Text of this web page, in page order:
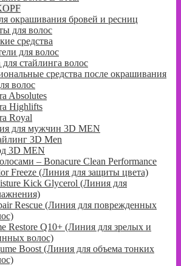
окрашивания бровей и ресниц
для волос
средства
для волос
для стайлинга волос
средства после окрашивания
волос
Absolutes
Highlifts
Royal
для мужчин 3D MEN
3D Men
3D MEN
– Bonacure Clean Performance
Freeze (Линия для защиты цвета)
Kick Glycerol (Линия для
Rescue (Линия для поврежденных
Restore Q10+ (Линия для зрелых и
волос)
Boost (Линия для объема тонких